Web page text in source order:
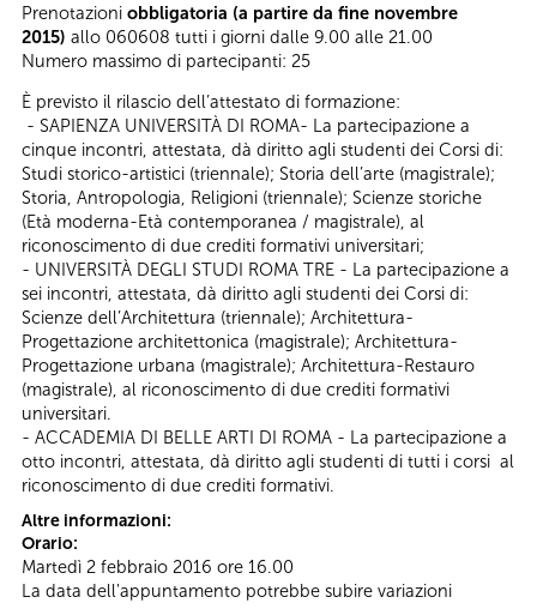
Prenotazioni obbligatoria (a partire da fine novembre
2015) allo 060608 tutti i giorni dalle 9.00 alle 21.00
Numero massimo di partecipanti: 25
È previsto il rilascio dell’attestato di formazione:
- SAPIENZA UNIVERSITÀ DI ROMA- La partecipazione a
cinque incontri, attestata, dà diritto agli studenti dei Corsi di:
Studi storico-artistici (triennale); Storia dell’arte (magistrale);
Storia, Antropologia, Religioni (triennale); Scienze storiche
(Età moderna-Età contemporanea / magistrale), al
riconoscimento di due crediti formativi universitari;
- UNIVERSITÀ DEGLI STUDI ROMA TRE - La partecipazione a
sei incontri, attestata, dà diritto agli studenti dei Corsi di:
Scienze dell’Architettura (triennale); Architettura-
Progettazione architettonica (magistrale); Architettura-
Progettazione urbana (magistrale); Architettura-Restauro
(magistrale), al riconoscimento di due crediti formativi
universitari.
- ACCADEMIA DI BELLE ARTI DI ROMA - La partecipazione a
otto incontri, attestata, dà diritto agli studenti di tutti i corsi al
riconoscimento di due crediti formativi.
Altre informazioni:
Orario:
Martedì 2 febbraio 2016 ore 16.00
La data dell'appuntamento potrebbe subire variazioni